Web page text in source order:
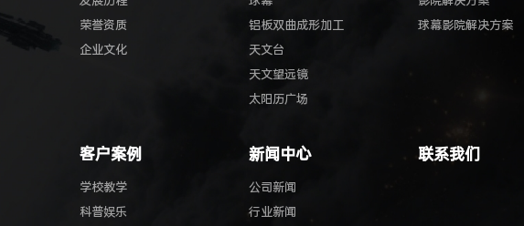
荣誉资质
企业文化
铝板双曲成形加工
天文台
天文望远镜
太阳历广场
球幕影院解决方案
客户案例
学校教学
科普娱乐
新闻中心
公司新闻
行业新闻
联系我们